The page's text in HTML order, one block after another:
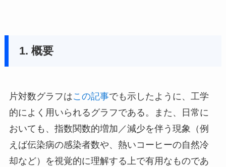
1. 概要
片対数グラフはこの記事でも示したように、工学
的によく用いられるグラフである。また、日常に
おいても、指数関数的増加／減少を伴う現象（例
えば伝染病の感染者数や、熱いコーヒーの自然冷
却など）を視覚的に理解する上で有用なものであ